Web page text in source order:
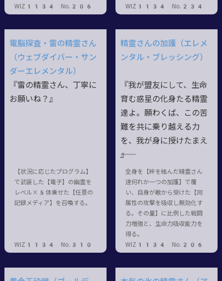
WIZ1134 No.206
WIZ1134 No.234
電脳探査・雷の精霊さん
（ウェブダイバー・サン
ダーエレメンタル）
『雷の精霊さん、丁寧に
お願いね？』
【状況に応じたプログラム】
で武装した【電子】の幽霊を
レベル×5体乗せた【任意の
記録メディア】を召喚する。
WIZ1134 No.310
精霊さんの加護（エレメ
ンタル・ブレッシング）
『我が盟友にして、生命
育む惑星の化身たる精霊
達よ。願わくば、この苦
難を共に乗り越える力
を、我が身に授けたまえ
――』
全身を【絆を結んだ精霊さん
達何れか一つの加護】で覆
い、自身が敵から受けた【同
属性の攻撃を吸収し無効化す
る。その量】に比例した戦闘
力増強と、生命力吸収能力を
得る。
WIZ1134 No.206